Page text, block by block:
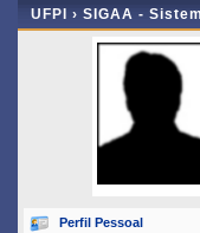
UFPI › SIGAA -
Perfil Pessoal